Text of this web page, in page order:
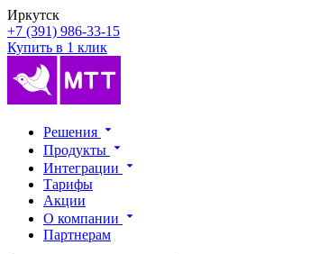
Иркутск
+7 (391) 986-33-15
Купить в 1 клик
Решения
Продукты
Интеграции
Тарифы
Акции
О компании
Партнерам